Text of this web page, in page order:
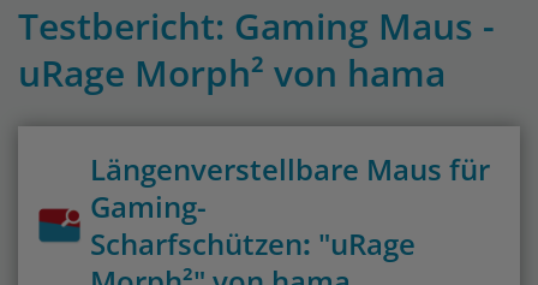
Testbericht: Gaming Maus -
uRage Morph² von hama
Längenverstellbare Maus für
Gaming-
Scharfschützen: "uRage